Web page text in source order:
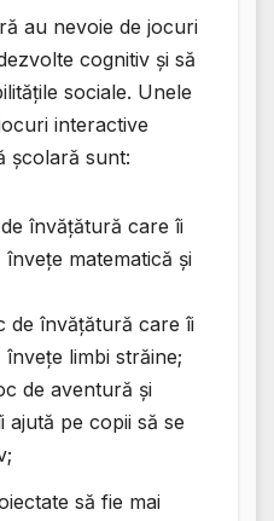
au nevoie de jocuri
cognitiv și să
sociale. Unele
interactive
școlară sunt:
învățătură care îi
matematică și
de învățătură care îi
limbi străine;
de aventură și
pe copii să se
să fie mai